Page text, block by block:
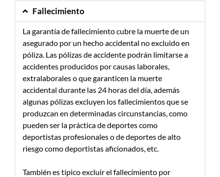
Fallecimiento
La garantía de fallecimiento cubre la muerte de un
asegurado por un hecho accidental no excluido en
póliza. Las pólizas de accidente podrán limitarse a
accidentes producidos por causas laborales,
extralaborales o que garanticen la muerte
accidental durante las 24 horas del día, además
algunas pólizas excluyen los fallecimientos que se
produzcan en determinadas circunstancias, como
pueden ser la práctica de deportes como
deportistas profesionales o de deportes de alto
riesgo como deportistas aficionados, etc.
También es típico excluir el fallecimiento por